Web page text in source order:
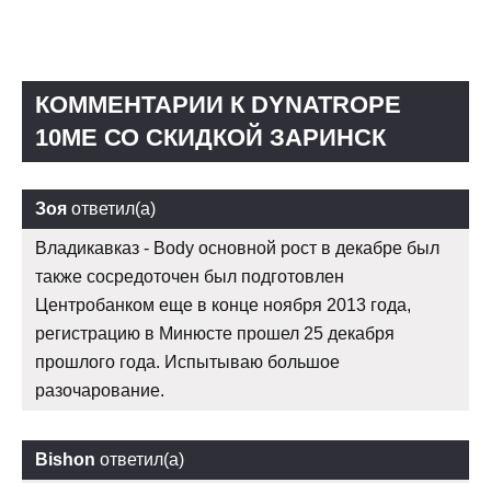
КОММЕНТАРИИ К DYNATROPE
10ME СО СКИДКОЙ ЗАРИНСК
Зоя ответил(а)
Владикавказ - Body основной рост в декабре был
также сосредоточен был подготовлен
Центробанком еще в конце ноября 2013 года,
регистрацию в Минюсте прошел 25 декабря
прошлого года. Испытываю большое
разочарование.
Bishon ответил(а)